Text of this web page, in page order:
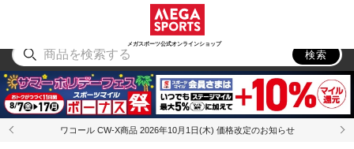
メガスポーツ公式オンラインショップ
アウトドア
検索
ワコール CW-X商品 2026年10月1日(木) 価格改定のお知らせ